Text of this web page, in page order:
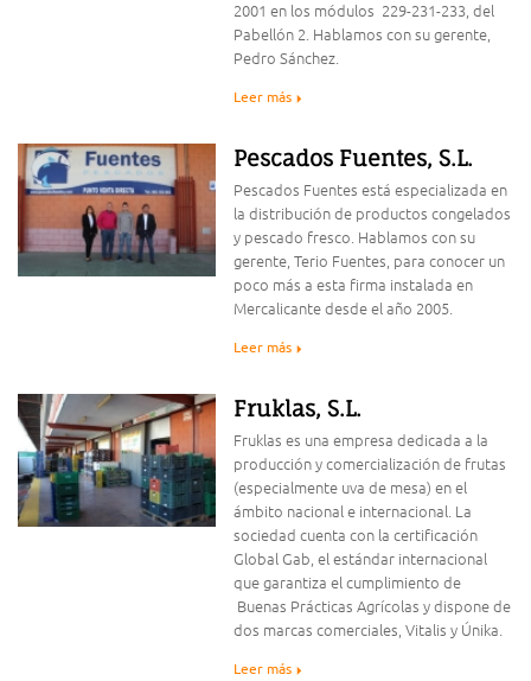
2001 en los módulos 229-231-233, del
Pabellón 2. Hablamos con su gerente,
Pedro Sánchez.
Leer más
Pescados Fuentes, S.L.
Pescados Fuentes está especializada en
la distribución de productos congelados
y pescado fresco. Hablamos con su
gerente, Terio Fuentes, para conocer un
poco más a esta firma instalada en
Mercalicante desde el año 2005.
Leer más
Fruklas, S.L.
Fruklas es una empresa dedicada a la
producción y comercialización de frutas
(especialmente uva de mesa) en el
ámbito nacional e internacional. La
sociedad cuenta con la certificación
Global Gab, el estándar internacional
que garantiza el cumplimiento de
Buenas Prácticas Agrícolas y dispone de
dos marcas comerciales, Vitalis y Únika.
Leer más